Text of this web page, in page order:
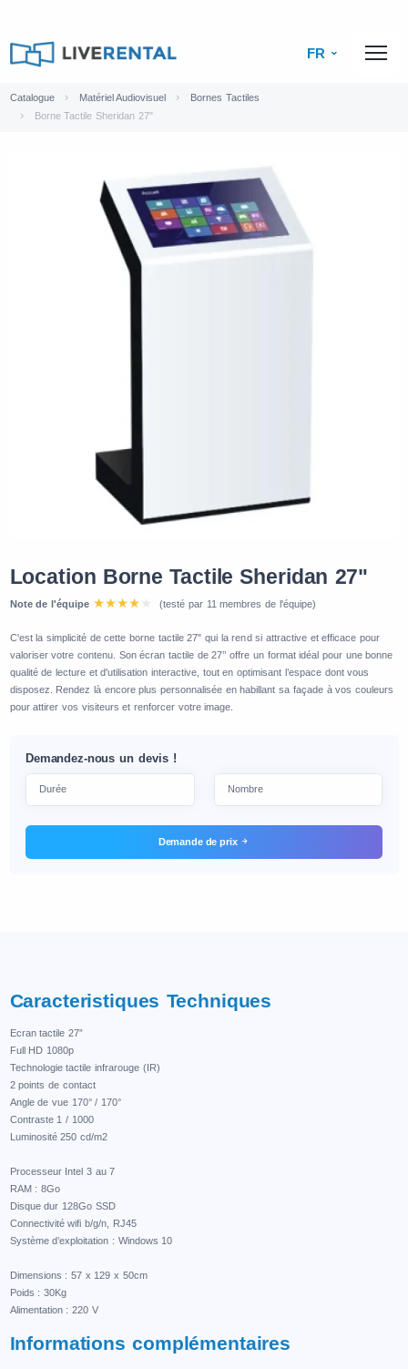
FR
Catalogue Matériel Audiovisuel
Bornes Tactiles
Borne Tactile Sheridan 27"
Location Borne Tactile Sheridan 27"
Note de l'équipe (testé par 11 membres de l'équipe)
C'est la simplicité de cette borne tactile 27" qui la rend si attractive et efficace pour
valoriser votre contenu. Son écran tactile de 27’’ offre un format idéal pour une bonne
qualité de lecture et d'utilisation interactive, tout en optimisant l’espace dont vous
disposez. Rendez là encore plus personnalisée en habillant sa façade à vos couleurs
pour attirer vos visiteurs et renforcer votre image.
Demandez-nous un devis !
Demande de prix
Caracteristiques Techniques
Ecran tactile 27”
Full HD 1080p
Technologie tactile infrarouge (IR)
2 points de contact
Angle de vue 170° / 170°
Contraste 1 / 1000
Luminosité 250 cd/m2
Processeur Intel 3 au 7
RAM : 8Go
Disque dur 128Go SSD
Connectivité wifi b/g/n, RJ45
Système d’exploitation : Windows 10
Dimensions : 57 x 129 x 50cm
Poids : 30Kg
Alimentation : 220 V
Informations complémentaires